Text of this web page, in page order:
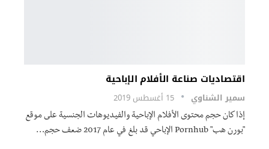
اقتصاديات صناعة الأفلام الإباحية
سمير الشناوي 15 أغسطس 2019
إذا كان حجم محتوى الأفلام الإباحية والفيديوهات الجنسية على موقع
"بورن هب" Pornhub الإباحي قد بلغ في عام 2017 ضعف حجم…